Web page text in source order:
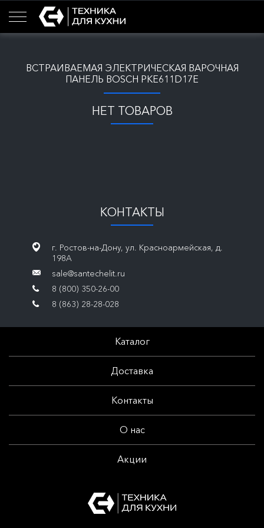
ВСТРАИВАЕМАЯ ЭЛЕКТРИЧЕСКАЯ ВАРОЧНАЯ
ПАНЕЛЬ BOSCH PKE611D17E
НЕТ ТОВАРОВ
КОНТАКТЫ
г. Ростов-на-Дону, ул. Красноармейская, д.
198А
sale@santechelit.ru
8 (800) 350-26-00
8 (863) 28-28-028
Каталог
Доставка
Контакты
О нас
Акции